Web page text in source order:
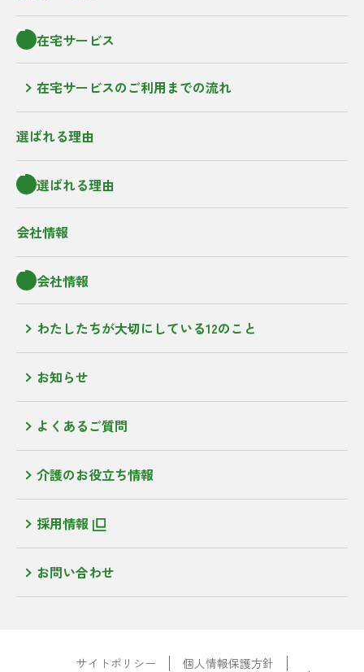
在宅サービス
在宅サービスのご利用までの流れ
選ばれる理由
選ばれる理由
会社情報
会社情報
わたしたちが大切にしている12のこと
お知らせ
よくあるご質問
介護のお役立ち情報
採用情報
お問い合わせ
サイトポリシー
個人情報保護方針